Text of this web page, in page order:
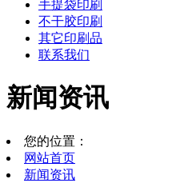
手提袋印刷
不干胶印刷
其它印刷品
联系我们
新闻资讯
您的位置：
网站首页
新闻资讯